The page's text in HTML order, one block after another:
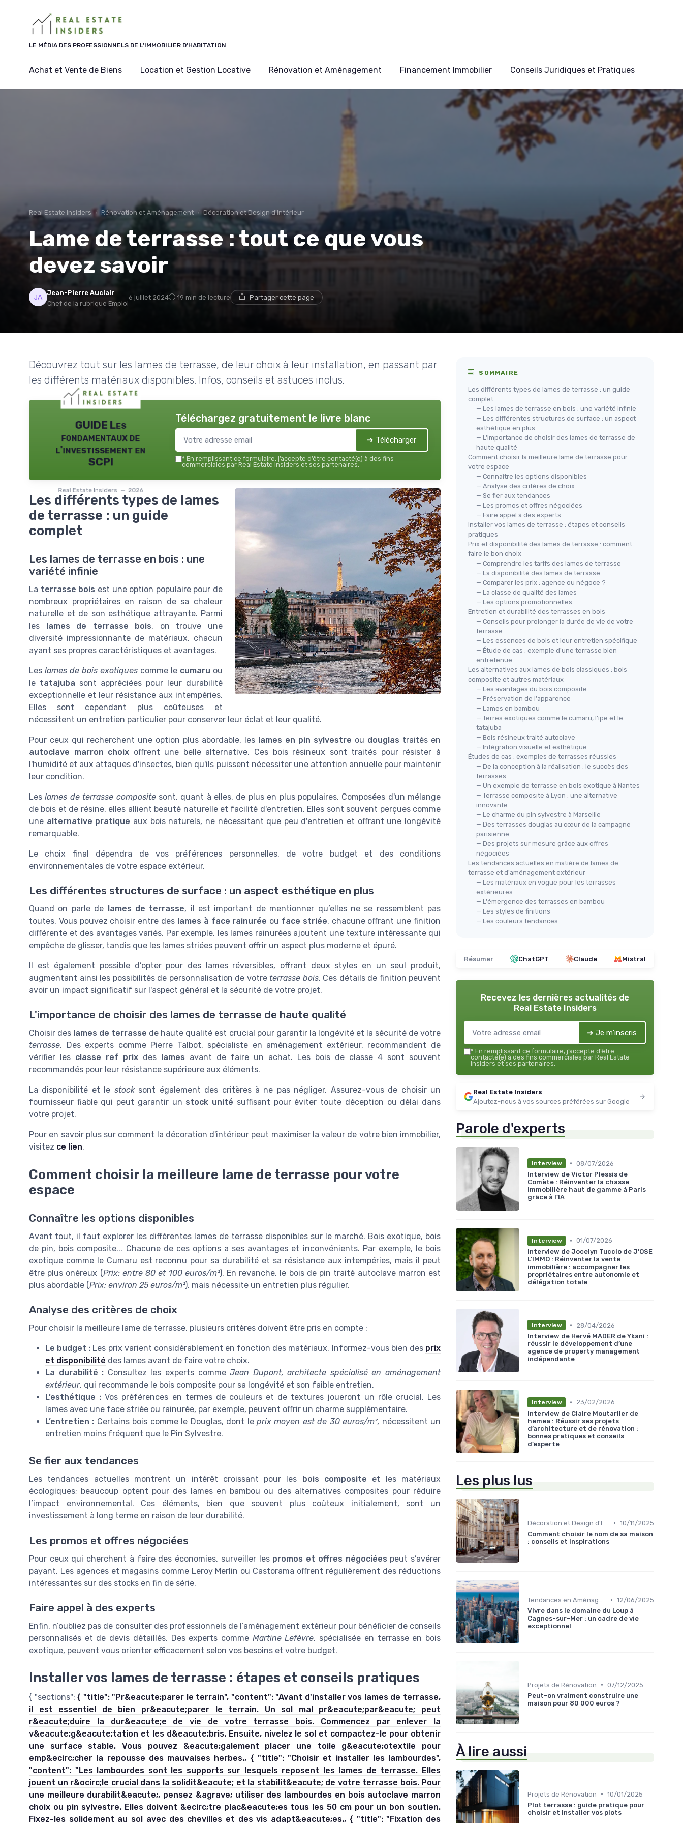
LE MÉDIA DES PROFESSIONNELS DE L'IMMOBILIER D'HABITATION
Achat et Vente de Biens Location et Gestion Locative Rénovation et Aménagement Financement Immobilier Conseils Juridiques et Pratiques
Real Estate Insiders Rénovation et Aménagement Décoration et Design d'Intérieur
Lame de terrasse : tout ce que vous
devez savoir
Jean-Pierre Auclair
Chef de la rubrique Emploi
6 juillet 2024 19 min de lecture Partager cette page
Découvrez tout sur les lames de terrasse, de leur choix à leur installation, en passant par
les différents matériaux disponibles. Infos, conseils et astuces inclus.
GUIDE Les
fondamentaux de
l'investissement en
SCPI
Real Estate Insiders — 2026
Téléchargez gratuitement le livre blanc
➔ Télécharger
* En remplissant ce formulaire, j’accepte d’être contacté(e) à des fins
commerciales par Real Estate Insiders et ses partenaires.
Les différents types de lames
de terrasse : un guide
complet
Les lames de terrasse en bois : une
variété infinie
La terrasse bois est une option populaire pour de
nombreux propriétaires en raison de sa chaleur
naturelle et de son esthétique attrayante. Parmi
les lames de terrasse bois, on trouve une
diversité impressionnante de matériaux, chacun
ayant ses propres caractéristiques et avantages.
Les lames de bois exotiques comme le cumaru ou
le tatajuba sont appréciées pour leur durabilité
exceptionnelle et leur résistance aux intempéries.
Elles sont cependant plus coûteuses et
nécessitent un entretien particulier pour conserver leur éclat et leur qualité.
Pour ceux qui recherchent une option plus abordable, les lames en pin sylvestre ou douglas traités en
autoclave marron choix offrent une belle alternative. Ces bois résineux sont traités pour résister à
l'humidité et aux attaques d'insectes, bien qu'ils puissent nécessiter une attention annuelle pour maintenir
leur condition.
Leslames de terrasse compositesont, quant à elles, de plus en plus populaires. Composées d'un mélange
de bois et de résine, elles allient beauté naturelle et facilité d'entretien. Elles sont souvent perçues comme
une alternative pratique aux bois naturels, ne nécessitant que peu d'entretien et offrant une longévité
remarquable.
Le choix final dépendra de vos préférences personnelles, de votre budget et des conditions
environnementales de votre espace extérieur.
Les différentes structures de surface : un aspect esthétique en plus
Quand on parle de lames de terrasse, il est important de mentionner qu’elles ne se ressemblent pas
toutes. Vous pouvez choisir entre des lames à face rainurée ou face striée, chacune offrant une finition
différente et des avantages variés. Par exemple, les lames rainurées ajoutent une texture intéressante qui
empêche de glisser, tandis que les lames striées peuvent offrir un aspect plus moderne et épuré.
Il est également possible d’opter pour des lames réversibles, offrant deux styles en un seul produit,
augmentant ainsi les possibilités de personnalisation de votre terrasse bois. Ces détails de finition peuvent
avoir un impact significatif sur l'aspect général et la sécurité de votre projet.
L'importance de choisir des lames de terrasse de haute qualité
Choisir des lames de terrasse de haute qualité est crucial pour garantir la longévité et la sécurité de votre
terrasse. Des experts comme Pierre Talbot, spécialiste en aménagement extérieur, recommandent de
vérifier les classe ref prix des lames avant de faire un achat. Les bois de classe 4 sont souvent
recommandés pour leur résistance supérieure aux éléments.
La disponibilité et le stocksont également des critères à ne pas négliger. Assurez-vous de choisir un
fournisseur fiable qui peut garantir un stock unité suffisant pour éviter toute déception ou délai dans
votre projet.
Pour en savoir plus sur comment la décoration d'intérieur peut maximiser la valeur de votre bien immobilier,
visitez ce lien.
Comment choisir la meilleure lame de terrasse pour votre
espace
Connaître les options disponibles
Avant tout, il faut explorer les différentes lames de terrasse disponibles sur le marché. Bois exotique, bois
de pin, bois composite... Chacune de ces options a ses avantages et inconvénients. Par exemple, le bois
exotique comme le Cumaru est reconnu pour sa durabilité et sa résistance aux intempéries, mais il peut
être plus onéreux (Prix: entre 80 et 100 euros/m²). En revanche, le bois de pin traité autoclave marron est
plus abordable (Prix: environ 25 euros/m²), mais nécessite un entretien plus régulier.
Analyse des critères de choix
Pour choisir la meilleure lame de terrasse, plusieurs critères doivent être pris en compte :
Le budget : Les prix varient considérablement en fonction des matériaux. Informez-vous bien des prix
et disponibilité des lames avant de faire votre choix.
La durabilité : Consultez les experts commeJean Dupont, architecte spécialisé en aménagement
extérieur, qui recommande le bois composite pour sa longévité et son faible entretien.
L’esthétique : Vos préférences en termes de couleurs et de textures joueront un rôle crucial. Les
lames avec une face striée ou rainurée, par exemple, peuvent offrir un charme supplémentaire.
L’entretien : Certains bois comme le Douglas, dont le prix moyen est de 30 euros/m², nécessitent un
entretien moins fréquent que le Pin Sylvestre.
Se fier aux tendances
Les tendances actuelles montrent un intérêt croissant pour les bois composite et les matériaux
écologiques; beaucoup optent pour des lames en bambou ou des alternatives composites pour réduire
l’impact environnemental. Ces éléments, bien que souvent plus coûteux initialement, sont un
investissement à long terme en raison de leur durabilité.
Les promos et offres négociées
Pour ceux qui cherchent à faire des économies, surveiller les promos et offres négociées peut s’avérer
payant. Les agences et magasins comme Leroy Merlin ou Castorama offrent régulièrement des réductions
intéressantes sur des stocks en fin de série.
Faire appel à des experts
Enfin, n’oubliez pas de consulter des professionnels de l’aménagement extérieur pour bénéficier de conseils
personnalisés et de devis détaillés. Des experts comme Martine Lefèvre, spécialisée en terrasse en bois
exotique, peuvent vous orienter efficacement selon vos besoins et votre budget.
Installer vos lames de terrasse : étapes et conseils pratiques
{ "sections":{ "title": "Pr&eacute;parer le terrain", "content": "Avant d'installer vos lames de terrasse,
il est essentiel de bien pr&eacute;parer le terrain. Un sol mal pr&eacute;par&eacute; peut
r&eacute;duire la dur&eacute;e de vie de votre terrasse bois. Commencez par enlever la
v&eacute;g&eacute;tation et les d&eacute;bris. Ensuite, nivelez le sol et compactez-le pour obtenir
une surface stable. Vous pouvez &eacute;galement placer une toile g&eacute;otextile pour
emp&ecirc;cher la repousse des mauvaises herbes., { "title": "Choisir et installer les lambourdes",
"content": "Les lambourdes sont les supports sur lesquels reposent les lames de terrasse. Elles
jouent un r&ocirc;le crucial dans la solidit&eacute; et la stabilit&eacute; de votre terrasse bois. Pour
une meilleure durabilit&eacute;, pensez &agrave; utiliser des lambourdes en bois autoclave marron
choix ou pin sylvestre. Elles doivent &ecirc;tre plac&eacute;es tous les 50 cm pour un bon soutien.
Fixez-les solidement au sol avec des chevilles et des vis adapt&eacute;es., { "title": "Fixation des
SOMMAIRE
Les différents types de lames de terrasse : un guide
complet
— Les lames de terrasse en bois : une variété infinie
— Les différentes structures de surface : un aspect
esthétique en plus
— L'importance de choisir des lames de terrasse de
haute qualité
Comment choisir la meilleure lame de terrasse pour
votre espace
— Connaître les options disponibles
— Analyse des critères de choix
— Se fier aux tendances
— Les promos et offres négociées
— Faire appel à des experts
Installer vos lames de terrasse : étapes et conseils
pratiques
Prix et disponibilité des lames de terrasse : comment
faire le bon choix
— Comprendre les tarifs des lames de terrasse
— La disponibilité des lames de terrasse
— Comparer les prix : agence ou négoce ?
— La classe de qualité des lames
— Les options promotionnelles
Entretien et durabilité des terrasses en bois
— Conseils pour prolonger la durée de vie de votre
terrasse
— Les essences de bois et leur entretien spécifique
— Étude de cas : exemple d'une terrasse bien
entretenue
Les alternatives aux lames de bois classiques : bois
composite et autres matériaux
— Les avantages du bois composite
— Préservation de l'apparence
— Lames en bambou
— Terres exotiques comme le cumaru, l'ipe et le
tatajuba
— Bois résineux traité autoclave
— Intégration visuelle et esthétique
Études de cas : exemples de terrasses réussies
— De la conception à la réalisation : le succès des
terrasses
— Un exemple de terrasse en bois exotique à Nantes
— Terrasse composite à Lyon : une alternative
innovante
— Le charme du pin sylvestre à Marseille
— Des terrasses douglas au cœur de la campagne
parisienne
— Des projets sur mesure grâce aux offres
négociées
Les tendances actuelles en matière de lames de
terrasse et d'aménagement extérieur
— Les matériaux en vogue pour les terrasses
extérieures
— L'émergence des terrasses en bambou
— Les styles de finitions
— Les couleurs tendances
Résumer ChatGPT Claude Mistral
Recevez les dernières actualités de
Real Estate Insiders
➔ Je m'inscris
* En remplissant ce formulaire, j’accepte d’être
contacté(e) à des fins commerciales par Real Estate
Insiders et ses partenaires.
Real Estate Insiders
Ajoutez-nous à vos sources préférées sur Google
Parole d'experts
Interview • 08/07/2026
Interview de Victor Plessis de
Comète : Réinventer la chasse
immobilière haut de gamme à Paris
grâce à l’IA
Interview • 01/07/2026
Interview de Jocelyn Tuccio de J'OSE
L'IMMO : Réinventer la vente
immobilière : accompagner les
propriétaires entre autonomie et
délégation totale
Interview •
28/04/2026
Interview de Hervé MADER de Ykani :
réussir le développement d’une
agence de property management
indépendante
Interview •
23/02/2026
Interview de Claire Moutarlier de
hemea : Réussir ses projets
d’architecture et de rénovation :
bonnes pratiques et conseils
d’experte
Les plus lus
• 10/11/2025
Comment choisir le nom de sa maison
: conseils et inspirations
Tendances en Aménagement Domestique • 12/06/2025
Vivre dans le domaine du Loup à
Cagnes-sur-Mer : un cadre de vie
exceptionnel
Projets de Rénovation • 07/12/2025
Peut-on vraiment construire une
maison pour 80 000 euros ?
À lire aussi
Projets de Rénovation • 10/01/2025
Plot terrasse : guide pratique pour
choisir et installer vos plots